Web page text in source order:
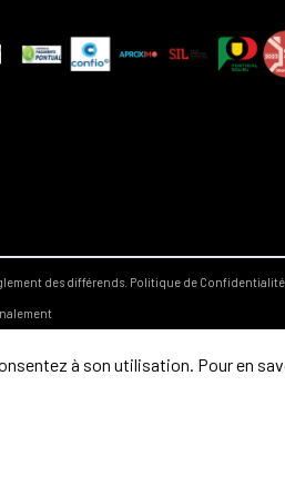
des différends. Politique de Confidentialité.
à son utilisation. Pour en